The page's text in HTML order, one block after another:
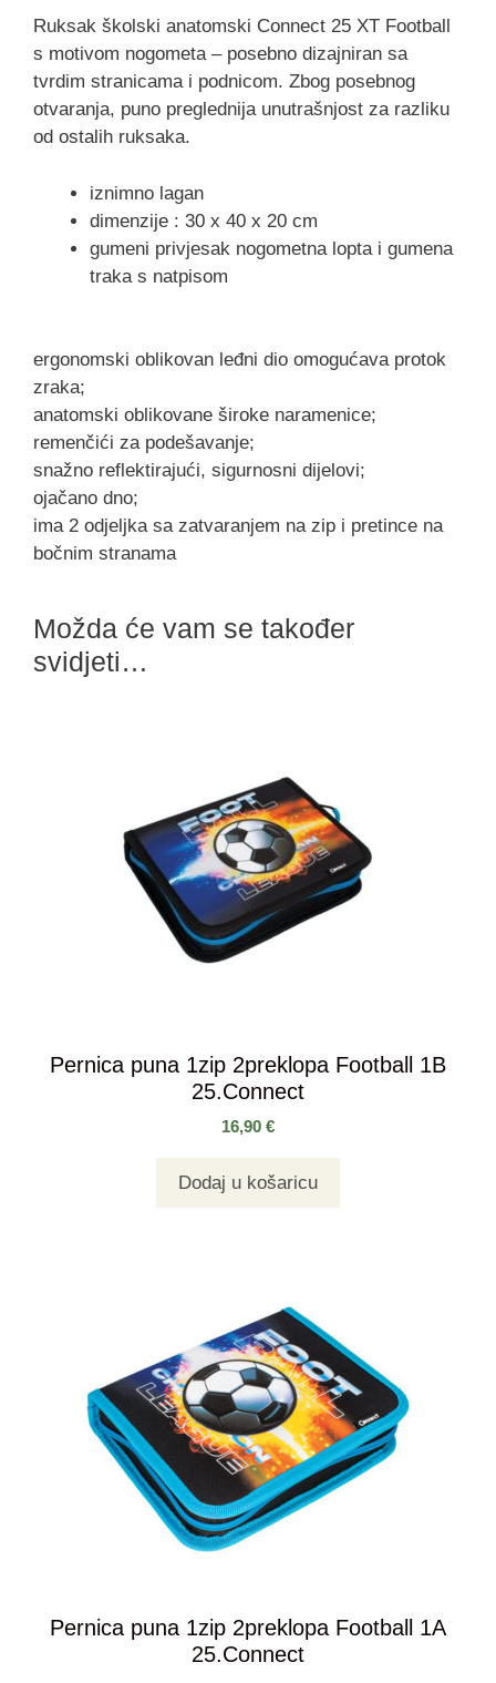
Ruksak školski anatomski Connect 25 XT Football
s motivom nogometa – posebno dizajniran sa
tvrdim stranicama i podnicom. Zbog posebnog
otvaranja, puno preglednija unutrašnjost za razliku
od ostalih ruksaka.
iznimno lagan
dimenzije : 30 x 40 x 20 cm
gumeni privjesak nogometna lopta i gumena
traka s natpisom
ergonomski oblikovan leđni dio omogućava protok
zraka;
anatomski oblikovane široke naramenice;
remenčići za podešavanje;
snažno reflektirajući, sigurnosni dijelovi;
ojačano dno;
ima 2 odjeljka sa zatvaranjem na zip i pretince na
bočnim stranama
Možda će vam se također
svidjeti…
Pernica puna 1zip 2preklopa Football 1B
25.Connect
16,90 €
Dodaj u košaricu
Pernica puna 1zip 2preklopa Football 1A
25.Connect